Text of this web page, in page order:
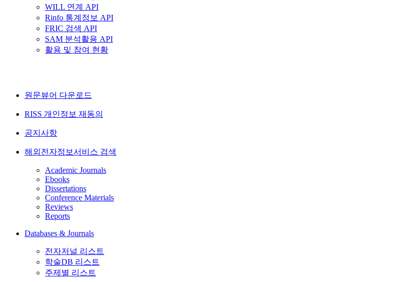
WILL 연계 API
Rinfo 통계정보 API
FRIC 검색 API
SAM 분석활용 API
활용 및 참여 현황
원문뷰어 다운로드
RISS 개인정보 재동의
공지사항
해외전자정보서비스 검색
Academic Journals
Ebooks
Dissertations
Conference Materials
Reviews
Reports
Databases & Journals
전자저널 리스트
학술DB 리스트
주제별 리스트